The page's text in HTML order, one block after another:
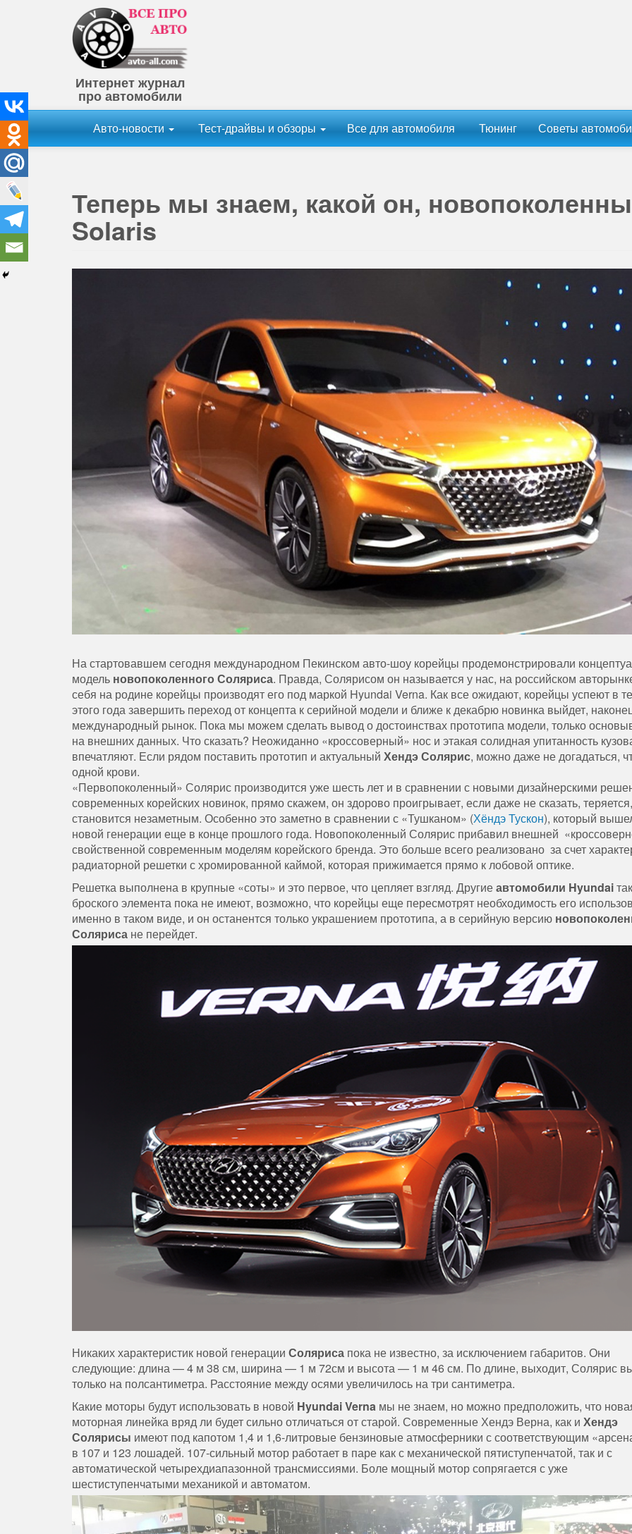
Интернет журнал
про автомобили
Авто-новости Тест-драйвы и обзоры Все для автомобиля Тюнинг Советы
Теперь мы знаем, какой он,
Solaris
На стартовавшем сегодня международном Пекинском авто-шоу корейцы продемонстрировали
модель новопоколенного Соляриса. Правда, Солярисом он называется у нас, на российском
себя на родине корейцы производят его под маркой Hyundai Verna. Как все ожидают, корейцы успеют в
этого года завершить переход от концепта к серийной модели и ближе к декабрю новинка выйдет,
международный рынок. Пока мы можем сделать вывод о достоинствах прототипа модели, только
на внешних данных. Что сказать? Неожиданно «кроссоверный» нос и этакая солидная упитанность
впечатляют. Если рядом поставить прототип и актуальный Хендэ Солярис, можно даже не догадаться,
одной крови.
«Первопоколенный» Солярис производится уже шесть лет и в сравнении с новыми дизайнерскими
современных корейских новинок, прямо скажем, он здорово проигрывает, если даже не сказать, теряется,
становится незаметным. Особенно это заметно в сравнении с «Тушканом» (Хёндэ Тускон), который
новой генерации еще в конце прошлого года. Новопоколенный Солярис прибавил внешней
свойственной современным моделям корейского бренда. Это больше всего реализовано за счет
радиаторной решетки с хромированной каймой, которая прижимается прямо к лобовой оптике.
Решетка выполнена в крупные «соты» и это первое, что цепляет взгляд. Другиеавтомобили Hyundai
броского элемента пока не имеют, возможно, что корейцы еще пересмотрят необходимость его
именно в таком виде, и он останентся только украшением прототипа, а в серийную версию
Соляриса не перейдет.
Никаких характеристик новой генерации Соляриса пока не известно, за исключением габаритов. Они
следующие: длина — 4 м 38 см, ширина — 1 м 72см и высота — 1 м 46 см. По длине, выходит, Солярис
только на полсантиметра. Расстояние между осями увеличилось на три сантиметра.
Какие моторы будут использовать в новой Hyundai Verna мы не знаем, но можно предположить, что
моторная линейка вряд ли будет сильно отличаться от старой. Современные Хендэ Верна, как и Хендэ
Солярисы имеют под капотом 1,4 и 1,6-литровые бензиновые атмосферники с соответствующим
в 107 и 123 лошадей. 107-сильный мотор работает в паре как с механической пятиступенчатой, так и с
автоматической четырехдиапазонной трансмиссиями. Боле мощный мотор сопрягается с уже
шестиступенчатыми механикой и автоматом.